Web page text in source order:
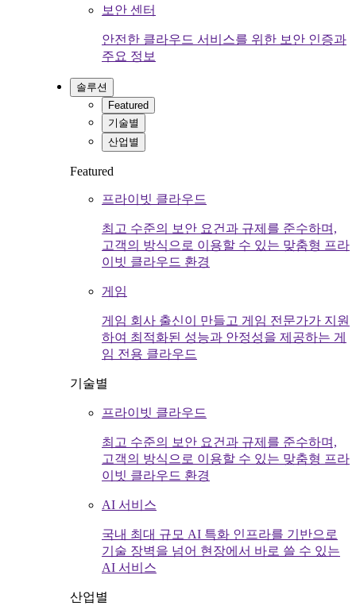
보안 센터
안전한 클라우드 서비스를 위한 보안 인증과
주요 정보
솔루션
Featured
기술별
산업별
Featured
프라이빗 클라우드
최고 수준의 보안 요건과 규제를 준수하며,
고객의 방식으로 이용할 수 있는 맞춤형 프라
이빗 클라우드 환경
게임
게임 회사 출신이 만들고 게임 전문가가 지원
하여 최적화된 성능과 안정성을 제공하는 게
임 전용 클라우드
기술별
프라이빗 클라우드
최고 수준의 보안 요건과 규제를 준수하며,
고객의 방식으로 이용할 수 있는 맞춤형 프라
이빗 클라우드 환경
AI 서비스
국내 최대 규모 AI 특화 인프라를 기반으로
기술 장벽을 넘어 현장에서 바로 쓸 수 있는
AI 서비스
산업별